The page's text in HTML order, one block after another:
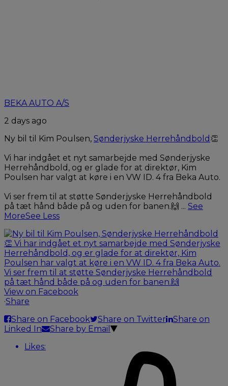
BEKA AUTO A/S
2 days ago
Ny bil til Kim Poulsen, Sønderjyske Herrehåndbold 👏
Vi har indgået et nyt samarbejde med Sønderjyske
Herrehåndbold, og er glade for at direktør, Kim
Poulsen har valgt at køre i en VW ID. 4 fra Beka Auto.
Vi ser frem til at støtte Sønderjyske Herrehåndbold
på tæt hånd både på og uden for banen.🙌 ... See
MoreSee Less
View on Facebook
·Share
Share on Facebook
Share on Twitter
Share on
Linked In
Share by Email
Likes: